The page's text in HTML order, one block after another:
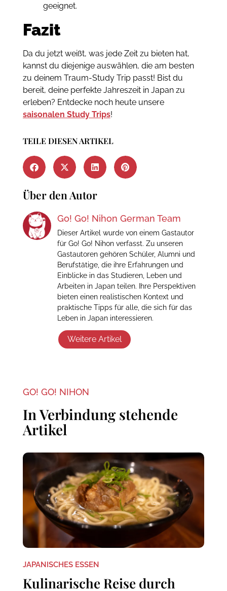
geeignet.
Fazit
Da du jetzt weißt, was jede Zeit zu bieten hat,
kannst du diejenige auswählen, die am besten
zu deinem Traum-Study Trip passt! Bist du
bereit, deine perfekte Jahreszeit in Japan zu
erleben? Entdecke noch heute unsere
saisonalen Study Trips!
TEILE DIESEN ARTIKEL
Über den Autor
Go! Go! Nihon German Team
Dieser Artikel wurde von einem Gastautor
für Go! Go! Nihon verfasst. Zu unseren
Gastautoren gehören Schüler, Alumni und
Berufstätige, die ihre Erfahrungen und
Einblicke in das Studieren, Leben und
Arbeiten in Japan teilen. Ihre Perspektiven
bieten einen realistischen Kontext und
praktische Tipps für alle, die sich für das
Leben in Japan interessieren.
Weitere Artikel
GO! GO! NIHON
In Verbindung stehende
Artikel
JAPANISCHES ESSEN
Kulinarische Reise durch